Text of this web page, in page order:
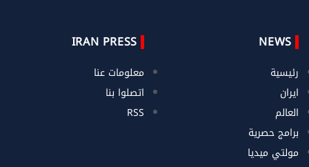
NEWS
رئيسية
ايران
العالم
برامج حصرية
مولتي ميديا
IRAN PRESS
معلومات عنا
اتصلوا بنا
RSS